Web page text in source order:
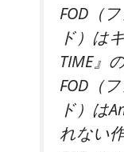
FOD（
ド）は
TIME』
FOD（
ド）は
れない